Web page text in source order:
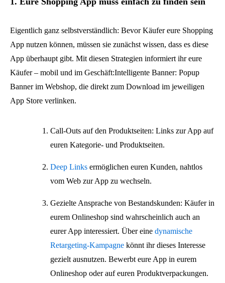
Eigentlich ganz selbstverständlich: Bevor Käufer eure Shopping
App nutzen können, müssen sie zunächst wissen, dass es diese
App überhaupt gibt. Mit diesen Strategien informiert ihr eure
Käufer – mobil und im Geschäft:Intelligente Banner: Popup
Banner im Webshop, die direkt zum Download im jeweiligen
App Store verlinken.
Call-Outs auf den Produktseiten: Links zur App auf
euren Kategorie- und Produktseiten.
Deep Links ermöglichen euren Kunden, nahtlos
vom Web zur App zu wechseln.
Gezielte Ansprache von Bestandskunden: Käufer in
eurem Onlineshop sind wahrscheinlich auch an
eurer App interessiert. Über eine dynamische
Retargeting-Kampagne könnt ihr dieses Interesse
gezielt ausnutzen. Bewerbt eure App in eurem
Onlineshop oder auf euren Produktverpackungen.